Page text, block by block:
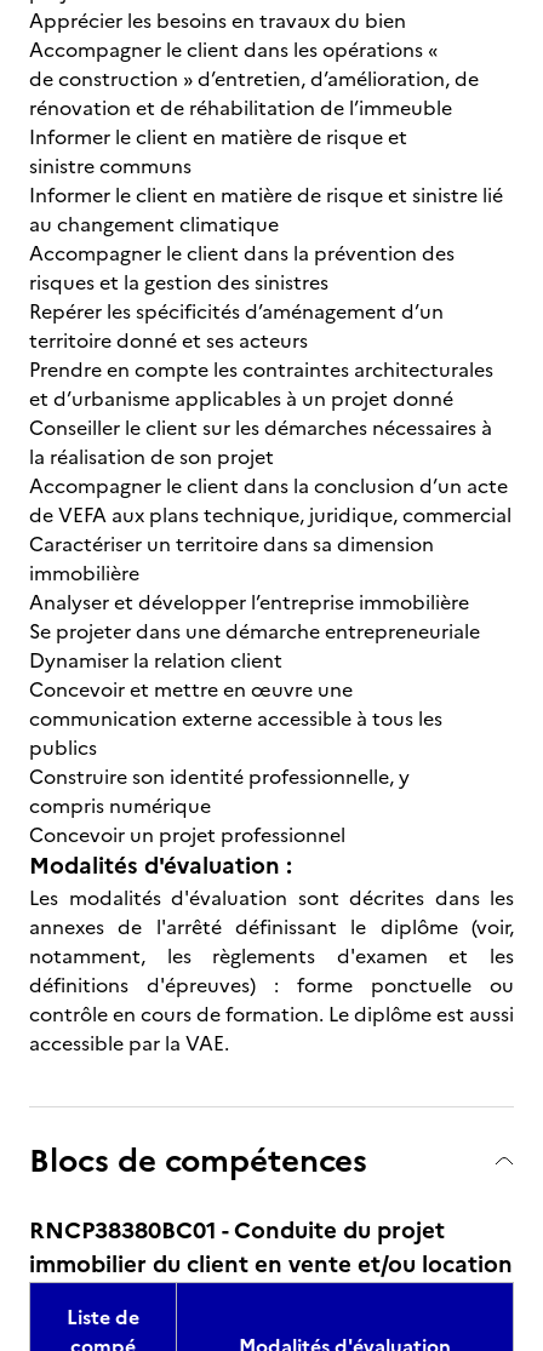
Apprécier les besoins en travaux du bien
Accompagner le client dans les opérations «
de construction » d’entretien, d’amélioration, de
rénovation et de réhabilitation de l’immeuble
Informer le client en matière de risque et
sinistre communs
Informer le client en matière de risque et sinistre lié
au changement climatique
Accompagner le client dans la prévention des
risques et la gestion des sinistres
Repérer les spécificités d’aménagement d’un
territoire donné et ses acteurs
Prendre en compte les contraintes architecturales
et d’urbanisme applicables à un projet donné
Conseiller le client sur les démarches nécessaires à
la réalisation de son projet
Accompagner le client dans la conclusion d’un acte
de VEFA aux plans technique, juridique, commercial
Caractériser un territoire dans sa dimension
immobilière
Analyser et développer l’entreprise immobilière
Se projeter dans une démarche entrepreneuriale
Dynamiser la relation client
Concevoir et mettre en œuvre une
communication externe accessible à tous les
publics
Construire son identité professionnelle, y
compris numérique
Concevoir un projet professionnel
Modalités d'évaluation :
Les modalités d'évaluation sont décrites dans les
annexes de l'arrêté définissant le diplôme (voir,
notamment, les règlements d'examen et les
définitions d'épreuves) : forme ponctuelle ou
contrôle en cours de formation. Le diplôme est aussi
accessible par la VAE.
Blocs de compétences
RNCP38380BC01 - Conduite du projet
immobilier du client en vente et/ou location
Liste de